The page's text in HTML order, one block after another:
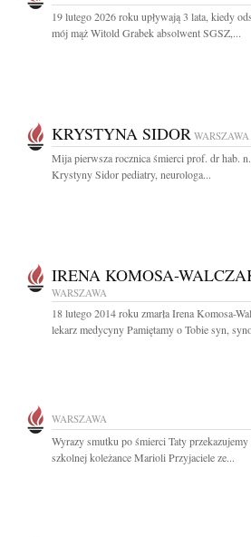
19 lutego 2026 roku upływają 3 lata, kiedy
mój mąż Witold Grabek absolwent SGSZ,...
KRYSTYNA SIDOR WARSZAWA
Mija pierwsza rocznica śmierci prof. dr hab.
Krystyny Sidor pediatry, neurologa...
IRENA KOMOSA-
WARSZAWA
18 lutego 2014 roku zmarła Irena Komosa-
lekarz medycyny Pamiętamy o Tobie syn,
WARSZAWA
Wyrazy smutku po śmierci Taty przekazujemy
szkolnej koleżance Marioli Przyjaciele ze...